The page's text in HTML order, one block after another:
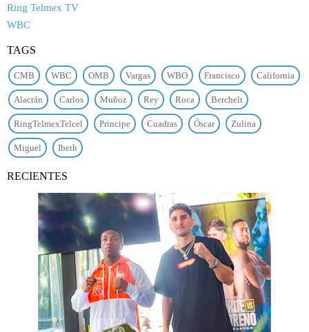
Ring Telmex TV
WBC
TAGS
CMB WBC OMB Vargas WBO Francisco California
Alacrán Carlos Muñoz Rey Roca Berchelt
RingTelmexTelcel Principe Cuadras Óscar Zulina
Miguel Ibeth
RECIENTES